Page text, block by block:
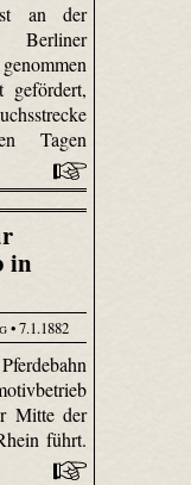
an der
gefördert,
Tagen
in
• 7.1.1882
Mitte der
führt.